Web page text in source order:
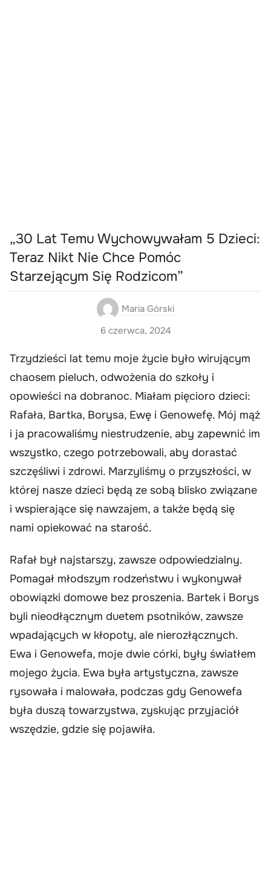
„30 Lat Temu Wychowywałam 5 Dzieci:
Teraz Nikt Nie Chce Pomóc
Starzejącym Się Rodzicom”
Maria Górski
6 czerwca, 2024
Trzydzieści lat temu moje życie było wirującym
chaosem pieluch, odwożenia do szkoły i
opowieści na dobranoc. Miałam pięcioro dzieci:
Rafała, Bartka, Borysa, Ewę i Genowefę. Mój mąż
i ja pracowaliśmy niestrudzenie, aby zapewnić im
wszystko, czego potrzebowali, aby dorastać
szczęśliwi i zdrowi. Marzyliśmy o przyszłości, w
której nasze dzieci będą ze sobą blisko związane
i wspierające się nawzajem, a także będą się
nami opiekować na starość.
Rafał był najstarszy, zawsze odpowiedzialny.
Pomagał młodszym rodzeństwu i wykonywał
obowiązki domowe bez proszenia. Bartek i Borys
byli nieodłącznym duetem psotników, zawsze
wpadających w kłopoty, ale nierozłącznych.
Ewa i Genowefa, moje dwie córki, były światłem
mojego życia. Ewa była artystyczna, zawsze
rysowała i malowała, podczas gdy Genowefa
była duszą towarzystwa, zyskując przyjaciół
wszędzie, gdzie się pojawiła.